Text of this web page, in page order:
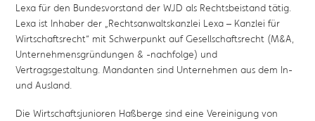
Lexa für den Bundesvorstand der WJD als Rechtsbeistand tätig.
Lexa ist Inhaber der „Rechtsanwaltskanzlei Lexa – Kanzlei für
Wirtschaftsrecht“ mit Schwerpunkt auf Gesellschaftsrecht (M&A,
Unternehmensgründungen & -nachfolge) und
Vertragsgestaltung. Mandanten sind Unternehmen aus dem In-
und Ausland.
Die Wirtschaftsjunioren Haßberge sind eine Vereinigung von